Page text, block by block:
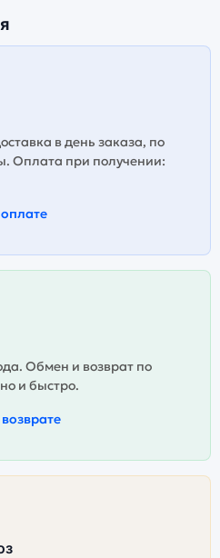
в день заказа, по
Оплата при получении:
Обмен и возврат по
и быстро.